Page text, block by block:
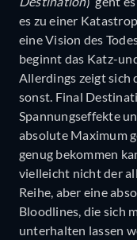
es zu einer
eine Vision des
beginnt das Katz-
Allerdings zeigt sich
sonst. Final
Spannungseffekte
absolute Maximum
genug bekommen
vielleicht nicht der
Reihe, aber eine
Bloodlines, die sich
unterhalten lassen